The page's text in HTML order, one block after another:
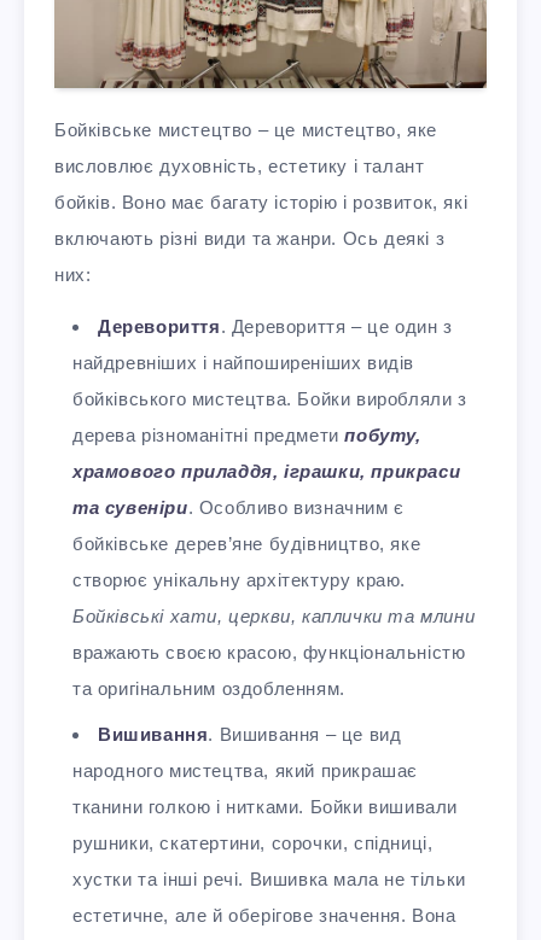
Бойківське мистецтво – це мистецтво, яке
висловлює духовність, естетику і талант
бойків. Воно має багату історію і розвиток, які
включають різні види та жанри. Ось деякі з
них:
Деревориття. Деревориття – це один з
найдревніших і найпоширеніших видів
бойківського мистецтва. Бойки виробляли з
дерева різноманітні предмети побуту,
храмового приладдя, іграшки, прикраси
та сувеніри. Особливо визначним є
бойківське дерев’яне будівництво, яке
створює унікальну архітектуру краю.
Бойківські хати, церкви, каплички та млини
вражають своєю красою, функціональністю
та оригінальним оздобленням.
Вишивання. Вишивання – це вид
народного мистецтва, який прикрашає
тканини голкою і нитками. Бойки вишивали
рушники, скатертини, сорочки, спідниці,
хустки та інші речі. Вишивка мала не тільки
естетичне, але й оберігове значення. Вона